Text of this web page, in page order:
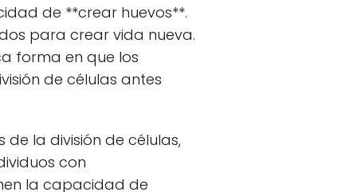
de **crear huevos**.
para crear vida nueva.
forma en que los
de células antes
la división de células,
con
la capacidad de